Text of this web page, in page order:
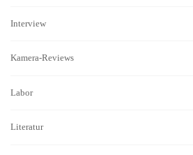
Interview
Kamera-Reviews
Labor
Literatur